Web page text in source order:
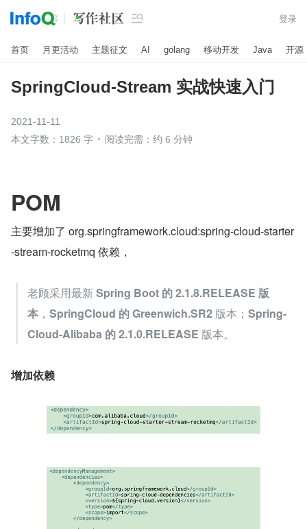
 登录
首页 月更活动 主题征文 AI golang 移动开发 Java 开源
SpringCloud-Stream 实战快速入门
2021-11-11
本文字数：1826 字
阅读完需：约 6 分钟
POM
主要增加了 org.springframework.cloud:spring-cloud-starter
-stream-rocketmq 依赖，
老顾采用最新 Spring Boot 的 2.1.8.RELEASE 版
本 ， SpringCloud 的 Greenwich.SR2 版本； Spring-
Cloud-Alibaba 的 2.1.0.RELEASE 版本。
增加依赖